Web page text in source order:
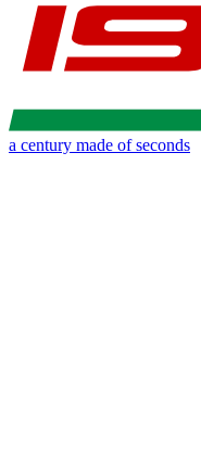
a century made of seconds